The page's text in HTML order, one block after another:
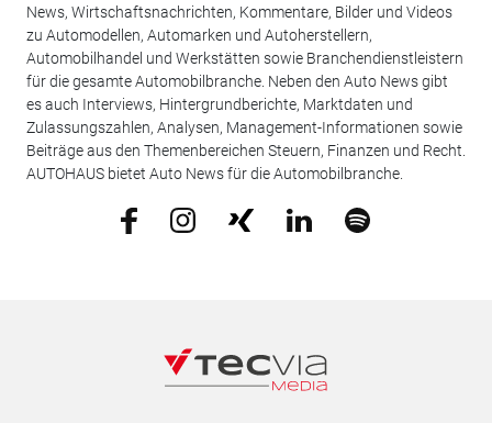
News, Wirtschaftsnachrichten, Kommentare, Bilder und Videos
zu Automodellen, Automarken und Autoherstellern,
Automobilhandel und Werkstätten sowie Branchendienstleistern
für die gesamte Automobilbranche. Neben den Auto News gibt
es auch Interviews, Hintergrundberichte, Marktdaten und
Zulassungszahlen, Analysen, Management-Informationen sowie
Beiträge aus den Themenbereichen Steuern, Finanzen und Recht.
AUTOHAUS bietet Auto News für die Automobilbranche.